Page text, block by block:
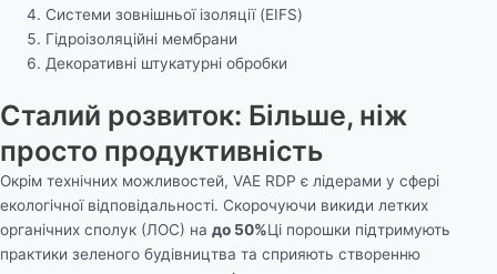
Системи зовнішньої ізоляції (EIFS)
Гідроізоляційні мембрани
Декоративні штукатурні обробки
Сталий розвиток: Більше, ніж
просто продуктивність
Окрім технічних можливостей, VAE RDP є лідерами у сфері
екологічної відповідальності. Скорочуючи викиди летких
органічних сполук (ЛОС) на до 50%Ці порошки підтримують
практики зеленого будівництва та сприяють створенню